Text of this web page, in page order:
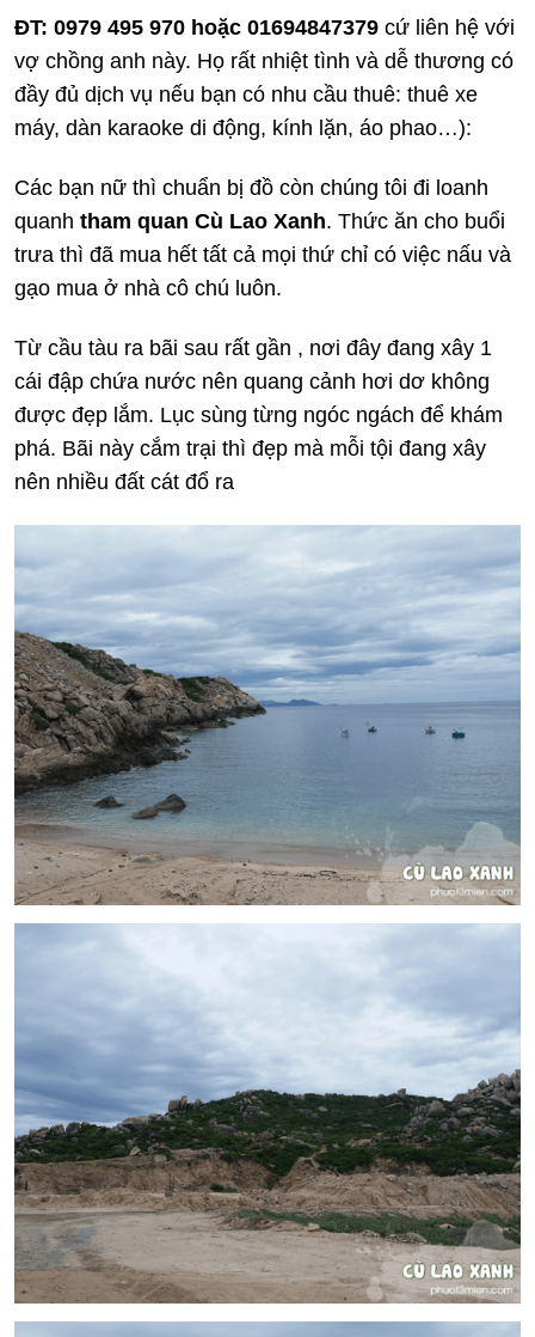
ĐT: 0979 495 970 hoặc 01694847379 cứ liên hệ với
vợ chồng anh này. Họ rất nhiệt tình và dễ thương có
đầy đủ dịch vụ nếu bạn có nhu cầu thuê: thuê xe
máy, dàn karaoke di động, kính lặn, áo phao…):
Các bạn nữ thì chuẩn bị đồ còn chúng tôi đi loanh
quanh tham quan Cù Lao Xanh. Thức ăn cho buổi
trưa thì đã mua hết tất cả mọi thứ chỉ có việc nấu và
gạo mua ở nhà cô chú luôn.
Từ cầu tàu ra bãi sau rất gần , nơi đây đang xây 1
cái đập chứa nước nên quang cảnh hơi dơ không
được đẹp lắm. Lục sùng từng ngóc ngách để khám
phá. Bãi này cắm trại thì đẹp mà mỗi tội đang xây
nên nhiều đất cát đổ ra